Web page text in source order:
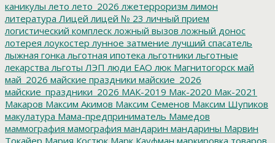
каникулы лето лето_2026 лжетерроризм лимон
литература Лицей лицей № 23 личный прием
логистический комплеск ложный вызов ложный донос
лотерея лоукостер лунное затмение лучший спасатель
лыжная гонка льготная ипотека льготники льготные
лекарства льготы ЛЭП люди ЕАО люк Магнитогорск май
май_2026 майские праздники майские_2026
майские_праздники_2026 МАК-2019 Мак-2020 Мак-2021
Макаров Максим Акимов Максим Семенов Максим Шупиков
макулатура Мама-предприниматель Мамедов
маммография мамография мандарин мандарины Марвин
Токайер Мария Костюк Марк Кауфман маркировка товаров